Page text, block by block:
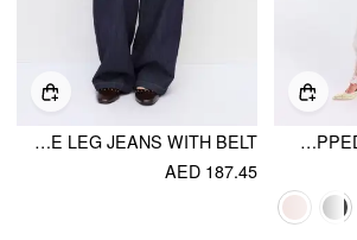
MID RISE LACE PATCHED DRAWSTRING CROPPED BLOOMER PANTS
DENIM LOW RISE WASHED WRAP WIDE LEG JEANS WITH BELT
AED 187.45